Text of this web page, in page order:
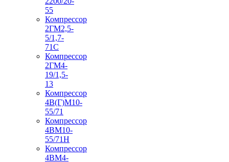
55
Компрессор
2ГМ2,5-
5/1,7-
71С
Компрессор
2ГМ4-
19/1,5-
13
Компрессор
4В(Г)М10-
55/71
Компрессор
4ВМ10-
55/71Н
Компрессор
4ВМ4-